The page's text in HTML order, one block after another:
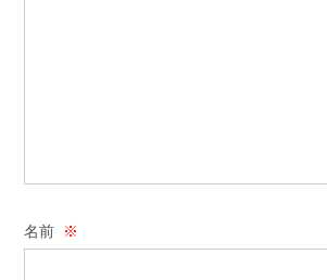
名前 ※